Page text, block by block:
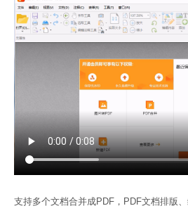
支持多个文档合并成PDF，PDF文档排版